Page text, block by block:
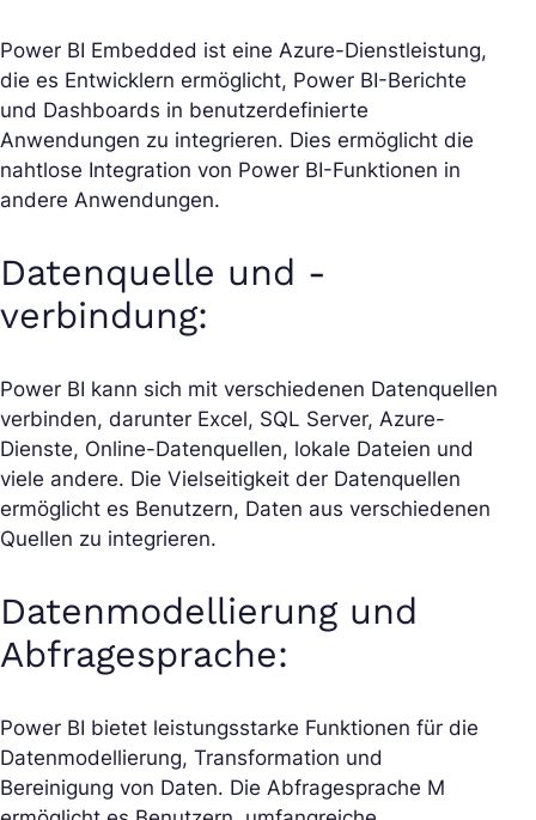
Power BI Embedded ist eine Azure-Dienstleistung,
die es Entwicklern ermöglicht, Power BI-Berichte
und Dashboards in benutzerdefinierte
Anwendungen zu integrieren. Dies ermöglicht die
nahtlose Integration von Power BI-Funktionen in
andere Anwendungen.
Datenquelle und -
verbindung:
Power BI kann sich mit verschiedenen Datenquellen
verbinden, darunter Excel, SQL Server, Azure-
Dienste, Online-Datenquellen, lokale Dateien und
viele andere. Die Vielseitigkeit der Datenquellen
ermöglicht es Benutzern, Daten aus verschiedenen
Quellen zu integrieren.
Datenmodellierung und
Abfragesprache:
Power BI bietet leistungsstarke Funktionen für die
Datenmodellierung, Transformation und
Bereinigung von Daten. Die Abfragesprache M